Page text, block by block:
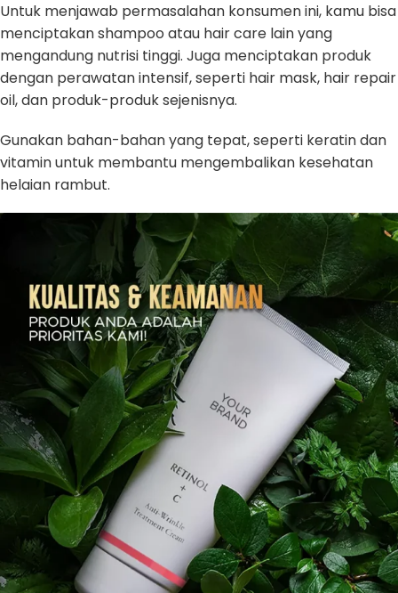
Untuk menjawab permasalahan konsumen ini, kamu bisa
menciptakan shampoo atau hair care lain yang
mengandung nutrisi tinggi. Juga menciptakan produk
dengan perawatan intensif, seperti hair mask, hair repair
oil, dan produk-produk sejenisnya.
Gunakan bahan-bahan yang tepat, seperti keratin dan
vitamin untuk membantu mengembalikan kesehatan
helaian rambut.